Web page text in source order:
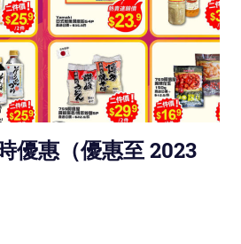
優惠（優惠至 2023